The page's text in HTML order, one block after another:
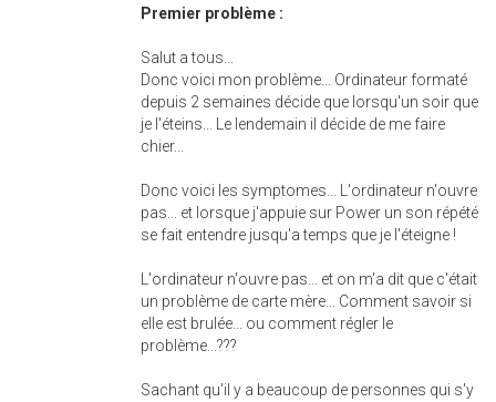
Premier problème :
Salut a tous...
Donc voici mon problème... Ordinateur formaté
depuis 2 semaines décide que lorsqu'un soir que
je l'éteins... Le lendemain il décide de me faire
chier...
Donc voici les symptomes... L'ordinateur n'ouvre
pas... et lorsque j'appuie sur Power un son répété
se fait entendre jusqu'a temps que je l'éteigne !
L'ordinateur n'ouvre pas... et on m'a dit que c'était
un problème de carte mère... Comment savoir si
elle est brulée... ou comment régler le
problème...???
Sachant qu'il y a beaucoup de personnes qui s'y